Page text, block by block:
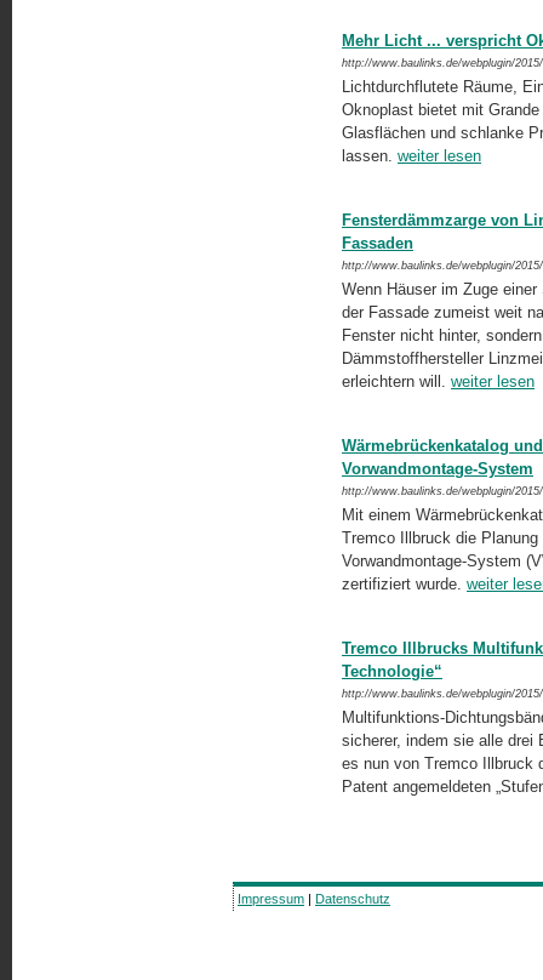
Mehr Licht ... verspricht
http://www.baulinks.de/webplugin/
Lichtdurchflutete Räume,
Oknoplast bietet mit
Glasflächen und schlanke
lassen. weiter lesen
Fensterdämmzarge von
Fassaden
http://www.baulinks.de/webplugin/
Wenn Häuser im Zuge
der Fassade zumeist weit
Fenster nicht hinter,
Dämmstoffhersteller
erleichtern will. weiter lesen
Wärmebrückenkatalog
Vorwandmontage-System
http://www.baulinks.de/webplugin/
Mit einem
Tremco Illbruck die
Vorwandmontage-System
zerti­fiziert wurde. weiter
Tremco Illbrucks
Technologie“
http://www.baulinks.de/webplugin/
Multifunktions-
sicherer, indem sie alle drei
es nun von Tremco Illbruck
Patent angemeldeten
Impressum | Datenschutz